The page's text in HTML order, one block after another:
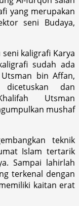
yang merupakan
seni Budaya,
kaligrafi Karya
sudah ada
bin Affan,
dan
Utsman
mushaf
teknik
Islam tertarik
Sampai lahirlah
terkenal dengan
kaitan erat